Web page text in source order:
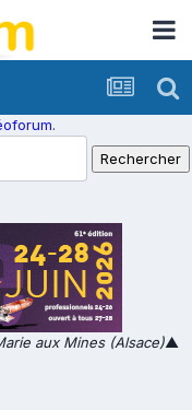
aux Mines (Alsace)▲